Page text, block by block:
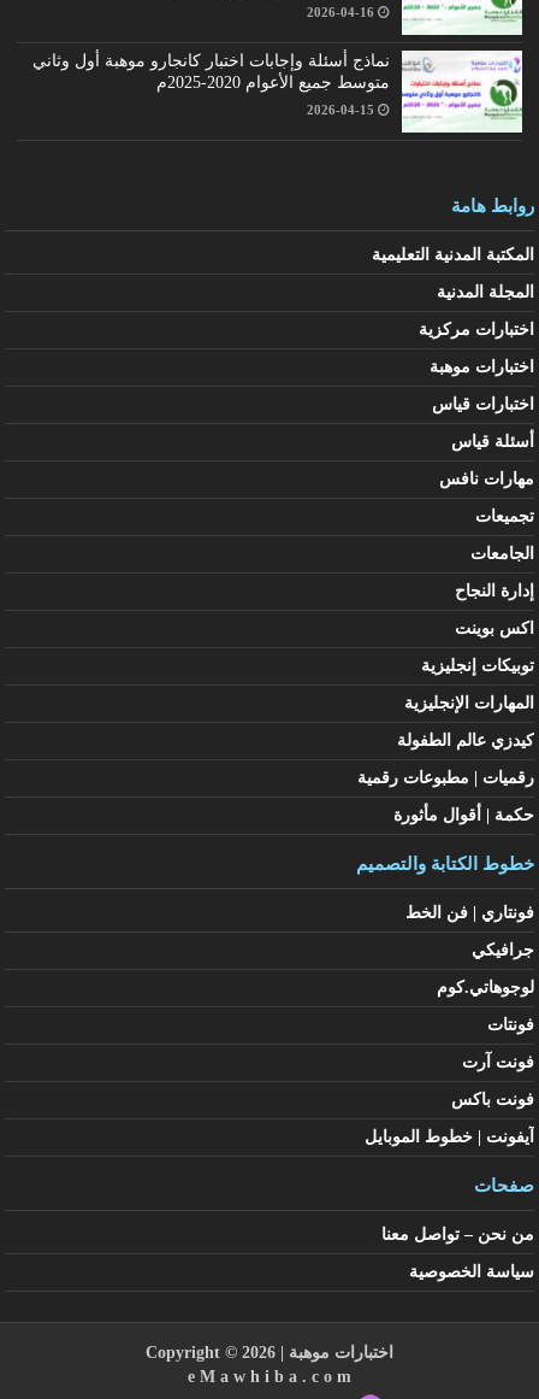
2026-04-16
نماذج أسئلة وإجابات اختبار كانجارو موهبة أول وثاني
متوسط جميع الأعوام 2020-2025م
2026-04-15
روابط هامة
المكتبة المدنية التعليمية
المجلة المدنية
اختبارات مركزية
اختبارات موهبة
اختبارات قياس
أسئلة قياس
مهارات نافس
تجميعات
الجامعات
إدارة النجاح
اكس بوينت
توبيكات إنجليزية
المهارات الإنجليزية
كيدزي عالم الطفولة
رقميات | مطبوعات رقمية
حكمة | أقوال مأثورة
خطوط الكتابة والتصميم
فونتاري | فن الخط
جرافيكي
لوجوهاتي.كوم
فونتات
فونت آرت
فونت باكس
آيفونت | خطوط الموبايل
صفحات
من نحن – تواصل معنا
سياسة الخصوصية
اختبارات موهبة
e M a w h i b a . c o m